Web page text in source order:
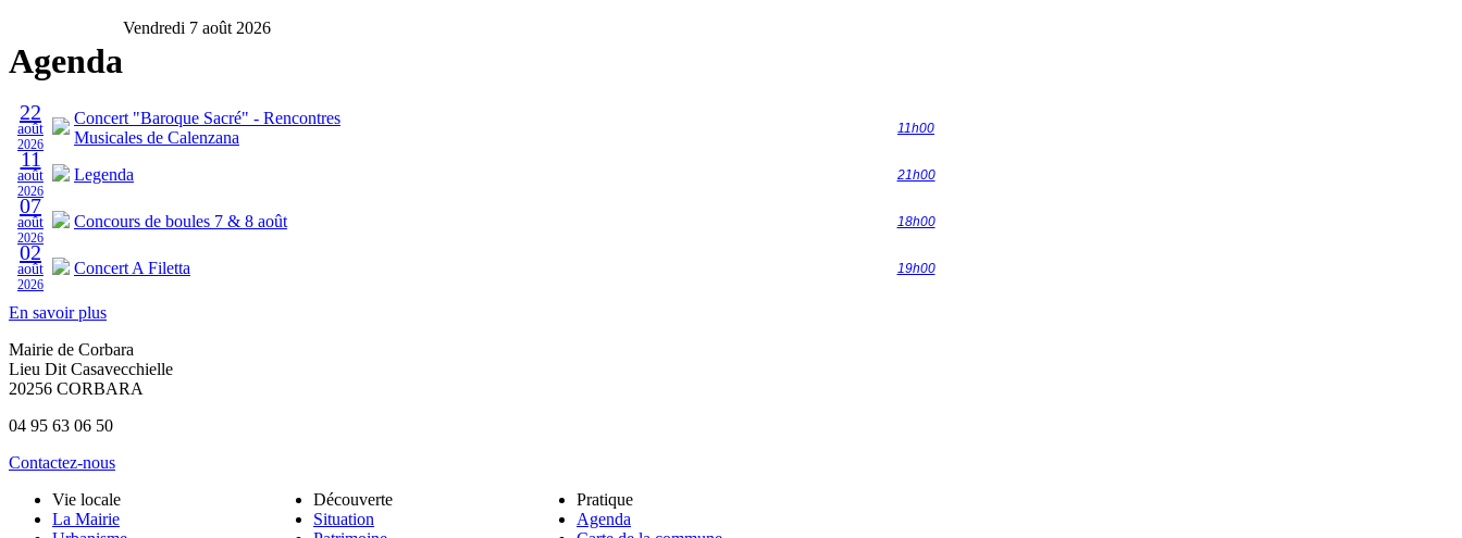
Agenda
Vendredi 7 août 2026
22
août
2026
Concert "Baroque Sacré" - Rencontres
Musicales de Calenzana
11h00
11
août
2026
Legenda 21h00
07
août
2026
Concours de boules 7 & 8 août 18h00
02
août
2026
Concert A Filetta 19h00
En savoir plus
Mairie de Corbara
Lieu Dit Casavecchielle
20256 CORBARA
04 95 63 06 50
Contactez-nous
Vie locale
La Mairie
Découverte
Situation
Pratique
Agenda